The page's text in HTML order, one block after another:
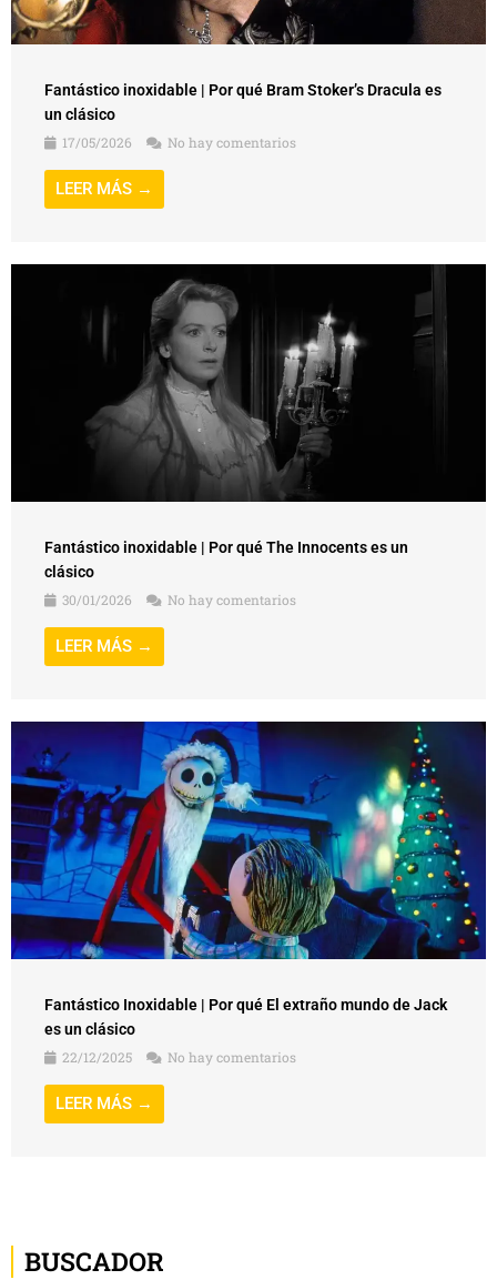
Fantástico inoxidable | Por qué Bram Stoker’s Dracula es
un clásico
17/05/2026
No hay comentarios
LEER MÁS →
Fantástico inoxidable | Por qué The Innocents es un
clásico
30/01/2026
No hay comentarios
LEER MÁS →
Fantástico Inoxidable | Por qué El extraño mundo de Jack
es un clásico
22/12/2025
No hay comentarios
LEER MÁS →
BUSCADOR